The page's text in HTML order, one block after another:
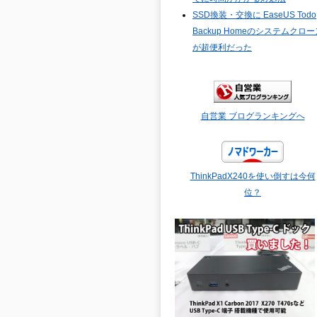
SSD換装・交換に EaseUS Todo
Backup Homeのシステムクロー
が超便利だった
自営業 ブログランキングへ
ThinkPadX240を使い倒すは今何
位？